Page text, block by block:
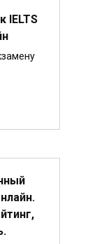
IELTS